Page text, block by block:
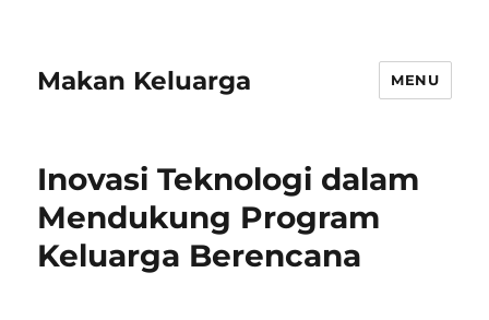
Makan Keluarga MENU
Inovasi Teknologi dalam
Mendukung Program
Keluarga Berencana